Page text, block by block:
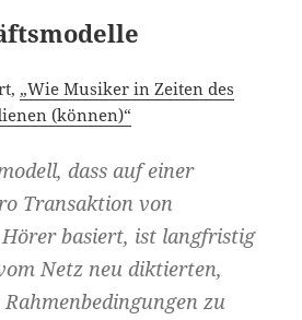
„Wie Musiker in Zeiten des
(können)“
dass auf einer
Transaktion von
basiert, ist langfristig
Netz neu diktierten,
zu